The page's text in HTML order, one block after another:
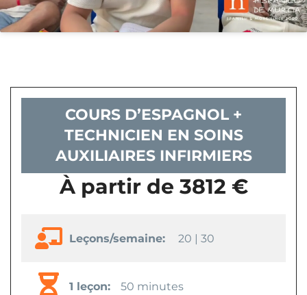
COURS D’ESPAGNOL +
TECHNICIEN EN SOINS
AUXILIAIRES INFIRMIERS
À partir de 3812 €
Leçons/semaine: 20 | 30
1 leçon: 50 minutes